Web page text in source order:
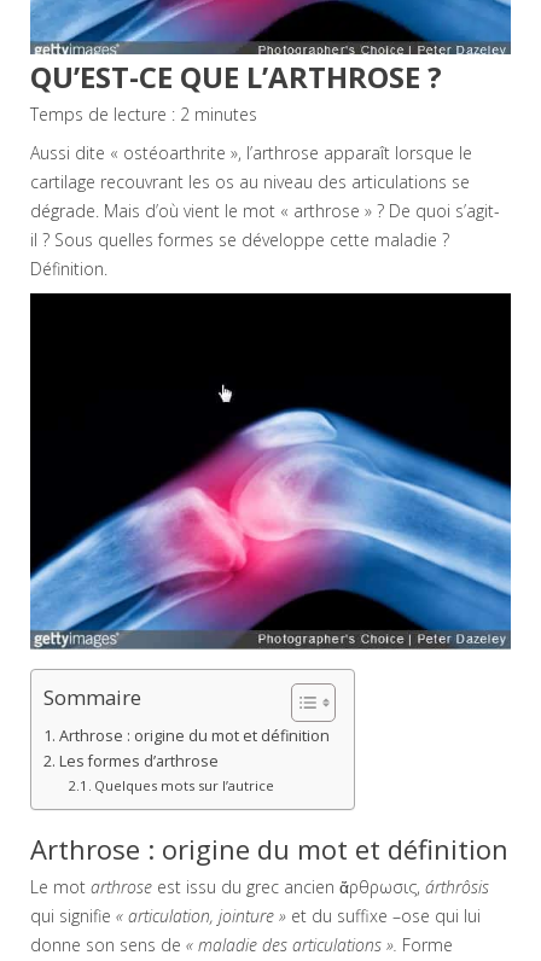
QU’EST-CE QUE L’ARTHROSE ?
Temps de lecture : 2 minutes
Aussi dite « ostéoarthrite », l’arthrose apparaît lorsque le
cartilage recouvrant les os au niveau des articulations se
dégrade. Mais d’où vient le mot « arthrose » ? De quoi s’agit-
il ? Sous quelles formes se développe cette maladie ?
Définition.
Sommaire
Arthrose : origine du mot et définition
Les formes d’arthrose
Quelques mots sur l’autrice
Arthrose : origine du mot et définition
Le mot arthrose est issu du grec ancien ἄρθρωσις, árthrôsis
qui signifie « articulation, jointure » et du suffixe –ose qui lui
donne son sens de « maladie des articulations ». Forme